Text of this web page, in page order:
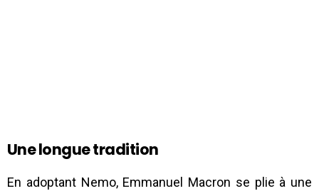
Une longue tradition
En adoptant Nemo, Emmanuel Macron se plie à une